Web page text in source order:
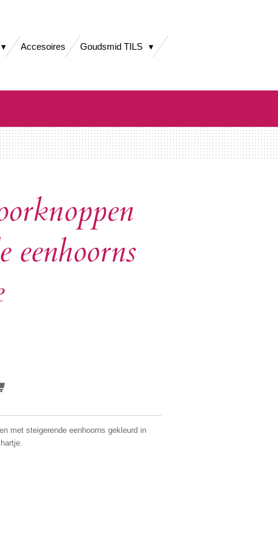
Accesoires Goudsmid TILS
eenhoorns
met steigerende eenhoorns gekleurd in